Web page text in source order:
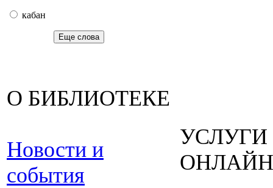
кабан
Еще слова
О БИБЛИОТЕКЕ
Новости и
события
УСЛУГИ
ОНЛАЙН